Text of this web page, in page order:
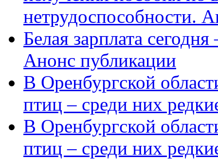
нетрудоспособности.
Белая зарплата
Анонс публикации
В Оренбургской
птиц – среди них
В Оренбургской
птиц – среди них